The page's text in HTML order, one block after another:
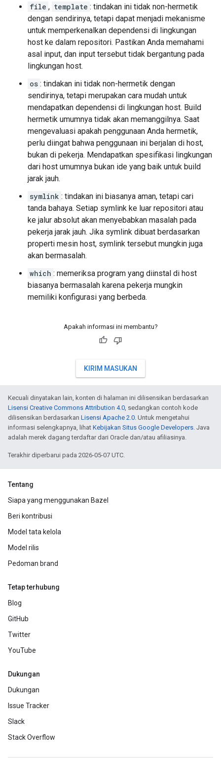
file , template : tindakan ini tidak non-hermetik
dengan sendirinya, tetapi dapat menjadi mekanisme
untuk memperkenalkan dependensi di lingkungan
host ke dalam repositori. Pastikan Anda memahami
asal input, dan input tersebut tidak bergantung pada
lingkungan host.
os : tindakan ini tidak non-hermetik dengan
sendirinya, tetapi merupakan cara mudah untuk
mendapatkan dependensi di lingkungan host. Build
hermetik umumnya tidak akan memanggilnya. Saat
mengevaluasi apakah penggunaan Anda hermetik,
perlu diingat bahwa penggunaan ini berjalan di host,
bukan di pekerja. Mendapatkan spesifikasi lingkungan
dari host umumnya bukan ide yang baik untuk build
jarak jauh.
symlink : tindakan ini biasanya aman, tetapi cari
tanda bahaya. Setiap symlink ke luar repositori atau
ke jalur absolut akan menyebabkan masalah pada
pekerja jarak jauh. Jika symlink dibuat berdasarkan
properti mesin host, symlink tersebut mungkin juga
akan bermasalah.
which : memeriksa program yang diinstal di host
biasanya bermasalah karena pekerja mungkin
memiliki konfigurasi yang berbeda.
Apakah informasi ini membantu?
KIRIM MASUKAN
Kecuali dinyatakan lain, konten di halaman ini dilisensikan berdasarkan
Lisensi Creative Commons Attribution 4.0, sedangkan contoh kode
dilisensikan berdasarkan Lisensi Apache 2.0. Untuk mengetahui
informasi selengkapnya, lihat Kebijakan Situs Google Developers. Java
adalah merek dagang terdaftar dari Oracle dan/atau afiliasinya.
Terakhir diperbarui pada 2026-05-07 UTC.
Tentang
Siapa yang menggunakan Bazel
Beri kontribusi
Model tata kelola
Model rilis
Pedoman brand
Tetap terhubung
Blog
GitHub
Twitter
YouTube
Dukungan
Dukungan
Issue Tracker
Slack
Stack Overflow